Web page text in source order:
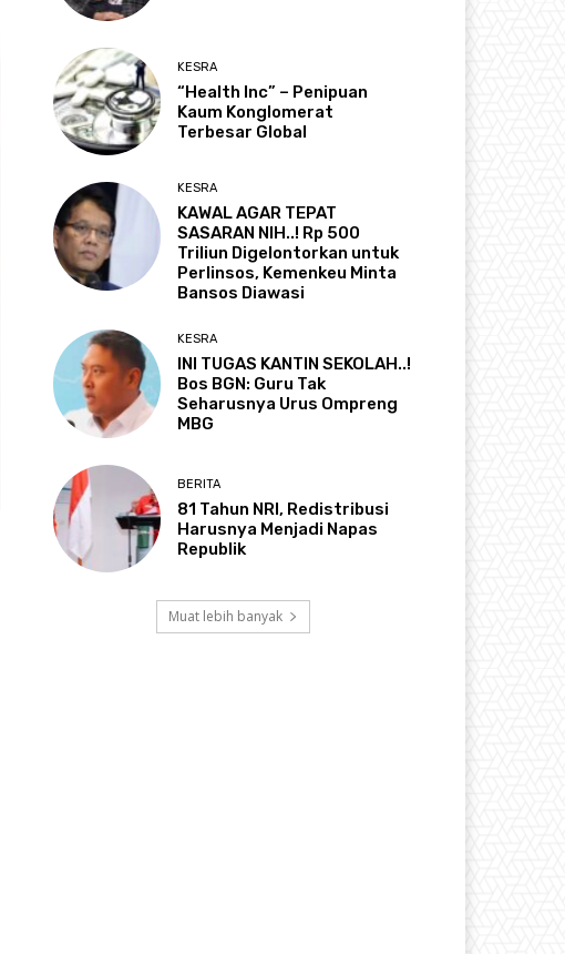
KESRA
“Health Inc” – Penipuan
Kaum Konglomerat
Terbesar Global
KESRA
KAWAL AGAR TEPAT
SASARAN NIH..! Rp 500
Triliun Digelontorkan untuk
Perlinsos, Kemenkeu Minta
Bansos Diawasi
KESRA
INI TUGAS KANTIN SEKOLAH..!
Bos BGN: Guru Tak
Seharusnya Urus Ompreng
MBG
BERITA
81 Tahun NRI, Redistribusi
Harusnya Menjadi Napas
Republik
Muat lebih banyak